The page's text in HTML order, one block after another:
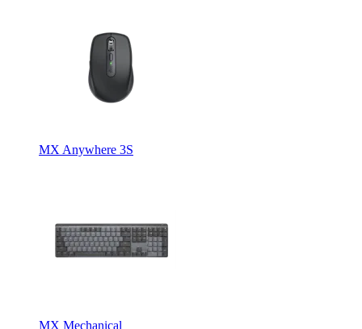
MX Anywhere 3S
MX Mechanical